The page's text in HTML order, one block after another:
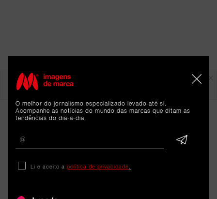
O melhor do jornalismo especializado levado até si.
Acompanhe as notícias do mundo das marcas que ditam as
tendências do dia-a-dia.
Li e aceito a política de privacidade